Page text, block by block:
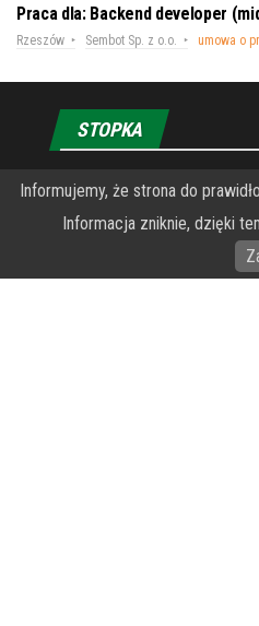
Praca dla: Backend developer
Rzeszów Sembot Sp. z o.o. umowa o
STOPKA
O Fundacji PRZEkarpacie
Wykonanie portalu –
Informujemy, że strona do
Informacja zniknie, dzięki